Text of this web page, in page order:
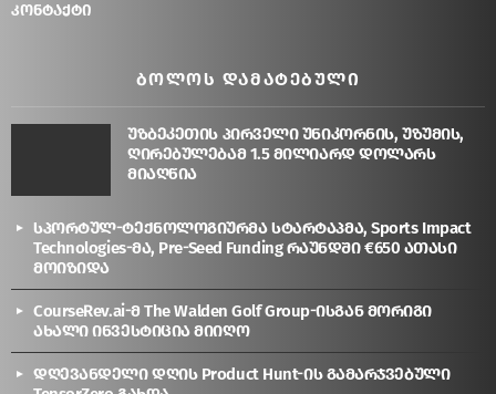
კონტაქტი
ᲑᲝᲚᲝᲡ ᲓᲐᲛᲐᲢᲔᲑᲣᲚᲘ
უზბეკეთის პირველი უნიკორნის, უზუმის,
ღირებულებამ 1.5 მილიარდ დოლარს
მიაღწია
სპორტულ-ტექნოლოგიურმა სტარტაპმა, Sports Impact
Technologies-მა, Pre-Seed Funding რაუნდში €650 ათასი
მოიზიდა
CourseRev.ai-მ The Walden Golf Group-ისგან მორიგი
ახალი ინვესტიცია მიიღო
დღევანდელი დღის Product Hunt-ის გამარჯვებული